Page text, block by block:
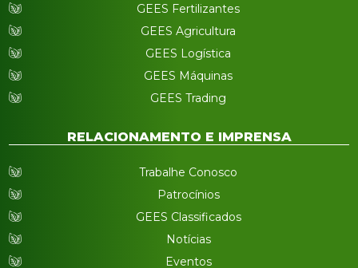
GEES Fertilizantes
GEES Agricultura
GEES Logística
GEES Máquinas
GEES Trading
RELACIONAMENTO E IMPRENSA
Trabalhe Conosco
Patrocínios
GEES Classificados
Notícias
Eventos